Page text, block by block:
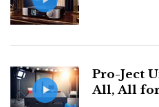
Pro-Ject
All, All for